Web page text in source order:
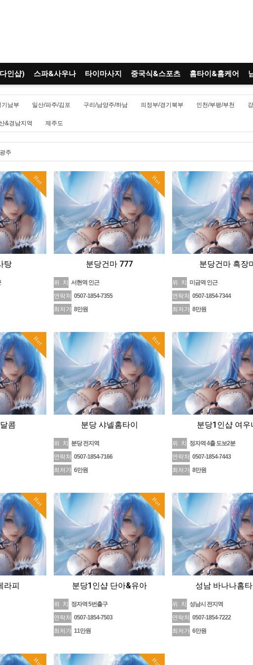
인샵) 스파&사우나 타이마사지 중국식&스포츠 홈타이&홈케어
기남부 일산/파주/김포 구리/남양주/하남 의정부/경기북부 인천/부평/부천
&경남지역 제주도
주
Hot
탕
Hot
분당건마 777
위 치
서현역 인근
연락처 0507-1854-7355
최저가 8만원
분당건마 흑장
위 치
미금역 인근
연락처 0507-1854-7344
최저가 8만원
Hot
콤
Hot
분당 샤넬홈타이
위 치
분당 전지역
연락처 0507-1854-7166
최저가 6만원
분당1인샵 여우
위 치
정자역 4출 도보2분
연락처 0507-1854-7443
최저가 8만원
Hot
라피
Hot
분당1인샵 단아&유아
위 치
정자역 5번출구
연락처 0507-1854-7503
최저가 11만원
성남 바나나홈타
위 치
성남시 전지역
연락처 0507-1854-7222
최저가 6만원
Hot Hot